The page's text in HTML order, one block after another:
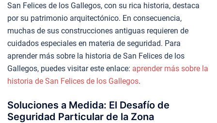
San Felices de los Gallegos, con su rica historia, destaca
por su patrimonio arquitectónico. En consecuencia,
muchas de sus construcciones antiguas requieren de
cuidados especiales en materia de seguridad. Para
aprender más sobre la historia de San Felices de los
Gallegos, puedes visitar este enlace: aprender más sobre la
historia de San Felices de los Gallegos.
Soluciones a Medida: El Desafío de
Seguridad Particular de la Zona